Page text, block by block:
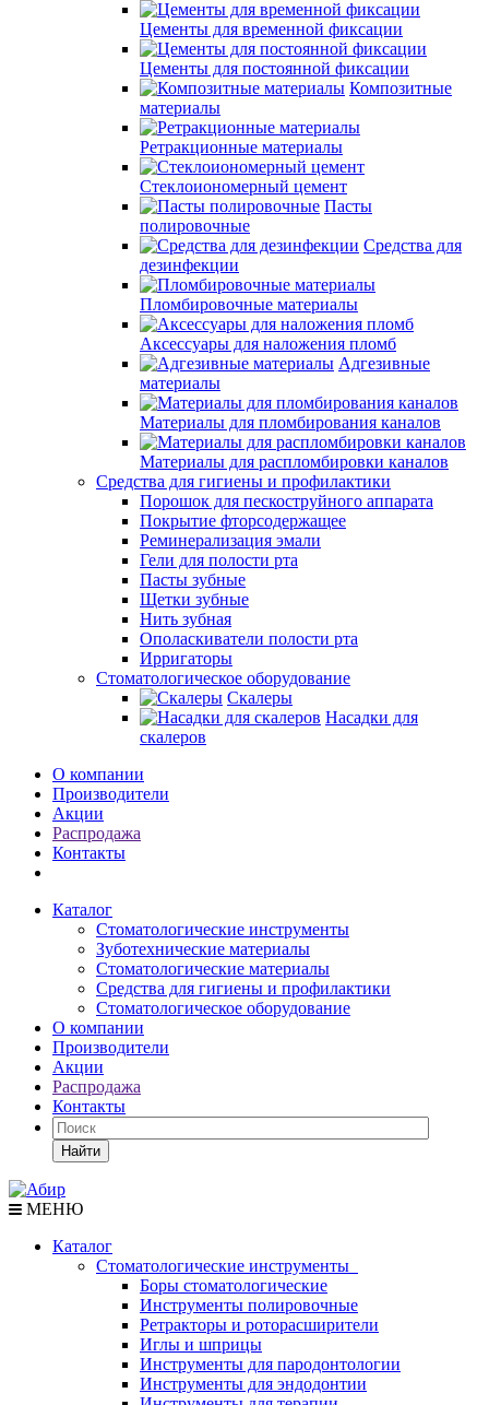
Цементы для временной фиксации
Цементы для постоянной фиксации
Композитные
материалы
Ретракционные материалы
Стеклоиономерный цемент
Пасты
полировочные
Средства для
дезинфекции
Пломбировочные материалы
Аксессуары для наложения пломб
Адгезивные
материалы
Материалы для пломбирования каналов
Материалы для распломбировки каналов
Средства для гигиены и профилактики
Порошок для пескоструйного аппарата
Покрытие фторсодержащее
Реминерализация эмали
Гели для полости рта
Пасты зубные
Щетки зубные
Нить зубная
Ополаскиватели полости рта
Ирригаторы
Стоматологическое оборудование
Скалеры
Насадки для
скалеров
О компании
Производители
Акции
Распродажа
Контакты
Каталог
Стоматологические инструменты
Зуботехнические материалы
Стоматологические материалы
Средства для гигиены и профилактики
Стоматологическое оборудование
О компании
Производители
Акции
Распродажа
Контакты
Найти
МЕНЮ
Каталог
Стоматологические инструменты
Боры стоматологические
Инструменты полировочные
Ретракторы и роторасширители
Иглы и шприцы
Инструменты для пародонтологии
Инструменты для эндодонтии